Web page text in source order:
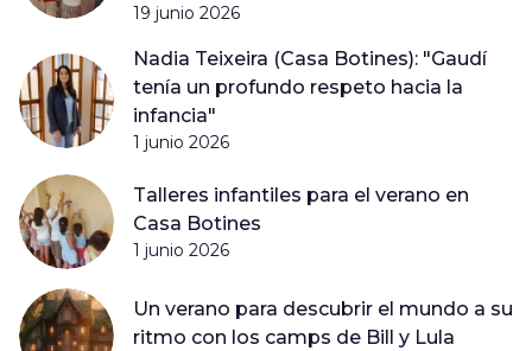
19 junio 2026
Nadia Teixeira (Casa Botines): "Gaudí
tenía un profundo respeto hacia la
infancia"
1 junio 2026
Talleres infantiles para el verano en
Casa Botines
1 junio 2026
Un verano para descubrir el mundo a su
ritmo con los camps de Bill y Lula